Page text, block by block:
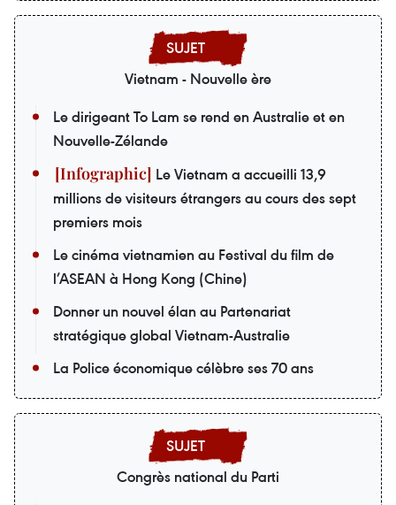
Vietnam - Nouvelle ère
Le dirigeant To Lam se rend en Australie et en
Nouvelle-Zélande
Le Vietnam a accueilli 13,9
millions de visiteurs étrangers au cours des sept
premiers mois
Le cinéma vietnamien au Festival du film de
l’ASEAN à Hong Kong (Chine)
Donner un nouvel élan au Partenariat
stratégique global Vietnam-Australie
La Police économique célèbre ses 70 ans
Congrès national du Parti